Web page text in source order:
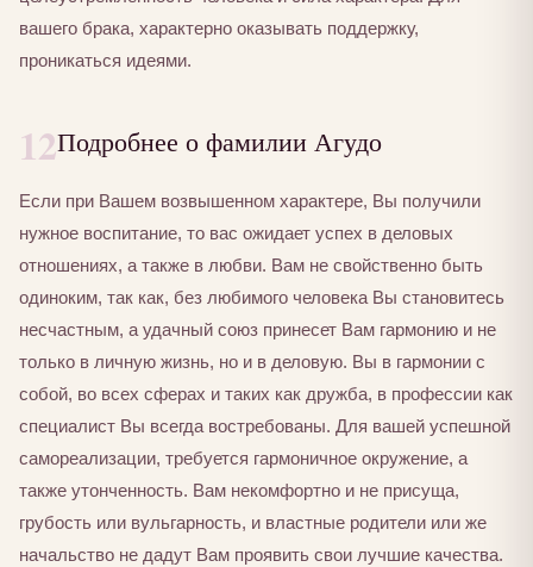
вашего брака, характерно оказывать поддержку,
проникаться идеями.
12Подробнее о фамилии Агудо
Если при Вашем возвышенном характере, Вы получили
нужное воспитание, то вас ожидает успех в деловых
отношениях, а также в любви. Вам не свойственно быть
одиноким, так как, без любимого человека Вы становитесь
несчастным, а удачный союз принесет Вам гармонию и не
только в личную жизнь, но и в деловую. Вы в гармонии с
собой, во всех сферах и таких как дружба, в профессии как
специалист Вы всегда востребованы. Для вашей успешной
самореализации, требуется гармоничное окружение, а
также утонченность. Вам некомфортно и не присуща,
грубость или вульгарность, и властные родители или же
начальство не дадут Вам проявить свои лучшие качества.